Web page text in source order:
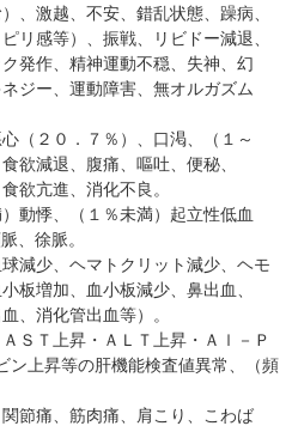
、激越、不安、錯乱状態、躁病、
リ感等）、振戦、リビドー減退、
発作、精神運動不穏、失神、幻
ジー、運動障害、無オルガズム
（２０．７％）、口渇、（１～
欲減退、腹痛、嘔吐、便秘、
欲亢進、消化不良。
動悸、（１％未満）起立性低血
、徐脈。
減少、ヘマトクリット減少、ヘモ
板増加、血小板減少、鼻出血、
、消化管出血等）。
ＳＴ上昇・ＡＬＴ上昇・Ａｌ－Ｐ
ン上昇等の肝機能検査値異常、（頻
節痛、筋肉痛、肩こり、こわば